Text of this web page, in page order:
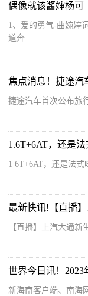
偶像就该酱婶杨可
1、爱的勇气-曲婉婷
道奔...
捷途汽车首次公布旅
1.6T+6AT，还是
1 6T+6AT，还是法
最新快讯!【直播
【直播】上汽大通新
世界今日讯！
新海南客户端、南海